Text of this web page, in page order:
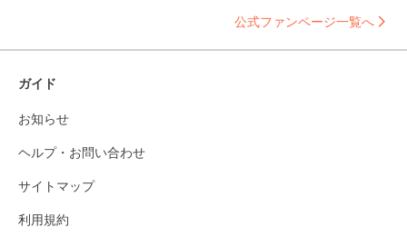
公式ファンページ一覧へ
ガイド
お知らせ
ヘルプ・お問い合わせ
サイトマップ
利用規約